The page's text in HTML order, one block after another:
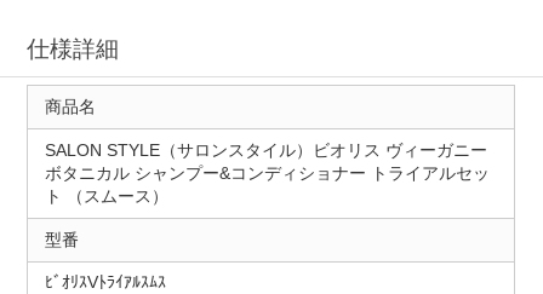
仕様詳細
商品名
SALON STYLE（サロンスタイル）ビオリス ヴィーガニー
ボタニカル シャンプー&コンディショナー トライアルセッ
ト （スムース）
型番
ﾋﾞｵﾘｽVﾄﾗｲｱﾙｽﾑｽ